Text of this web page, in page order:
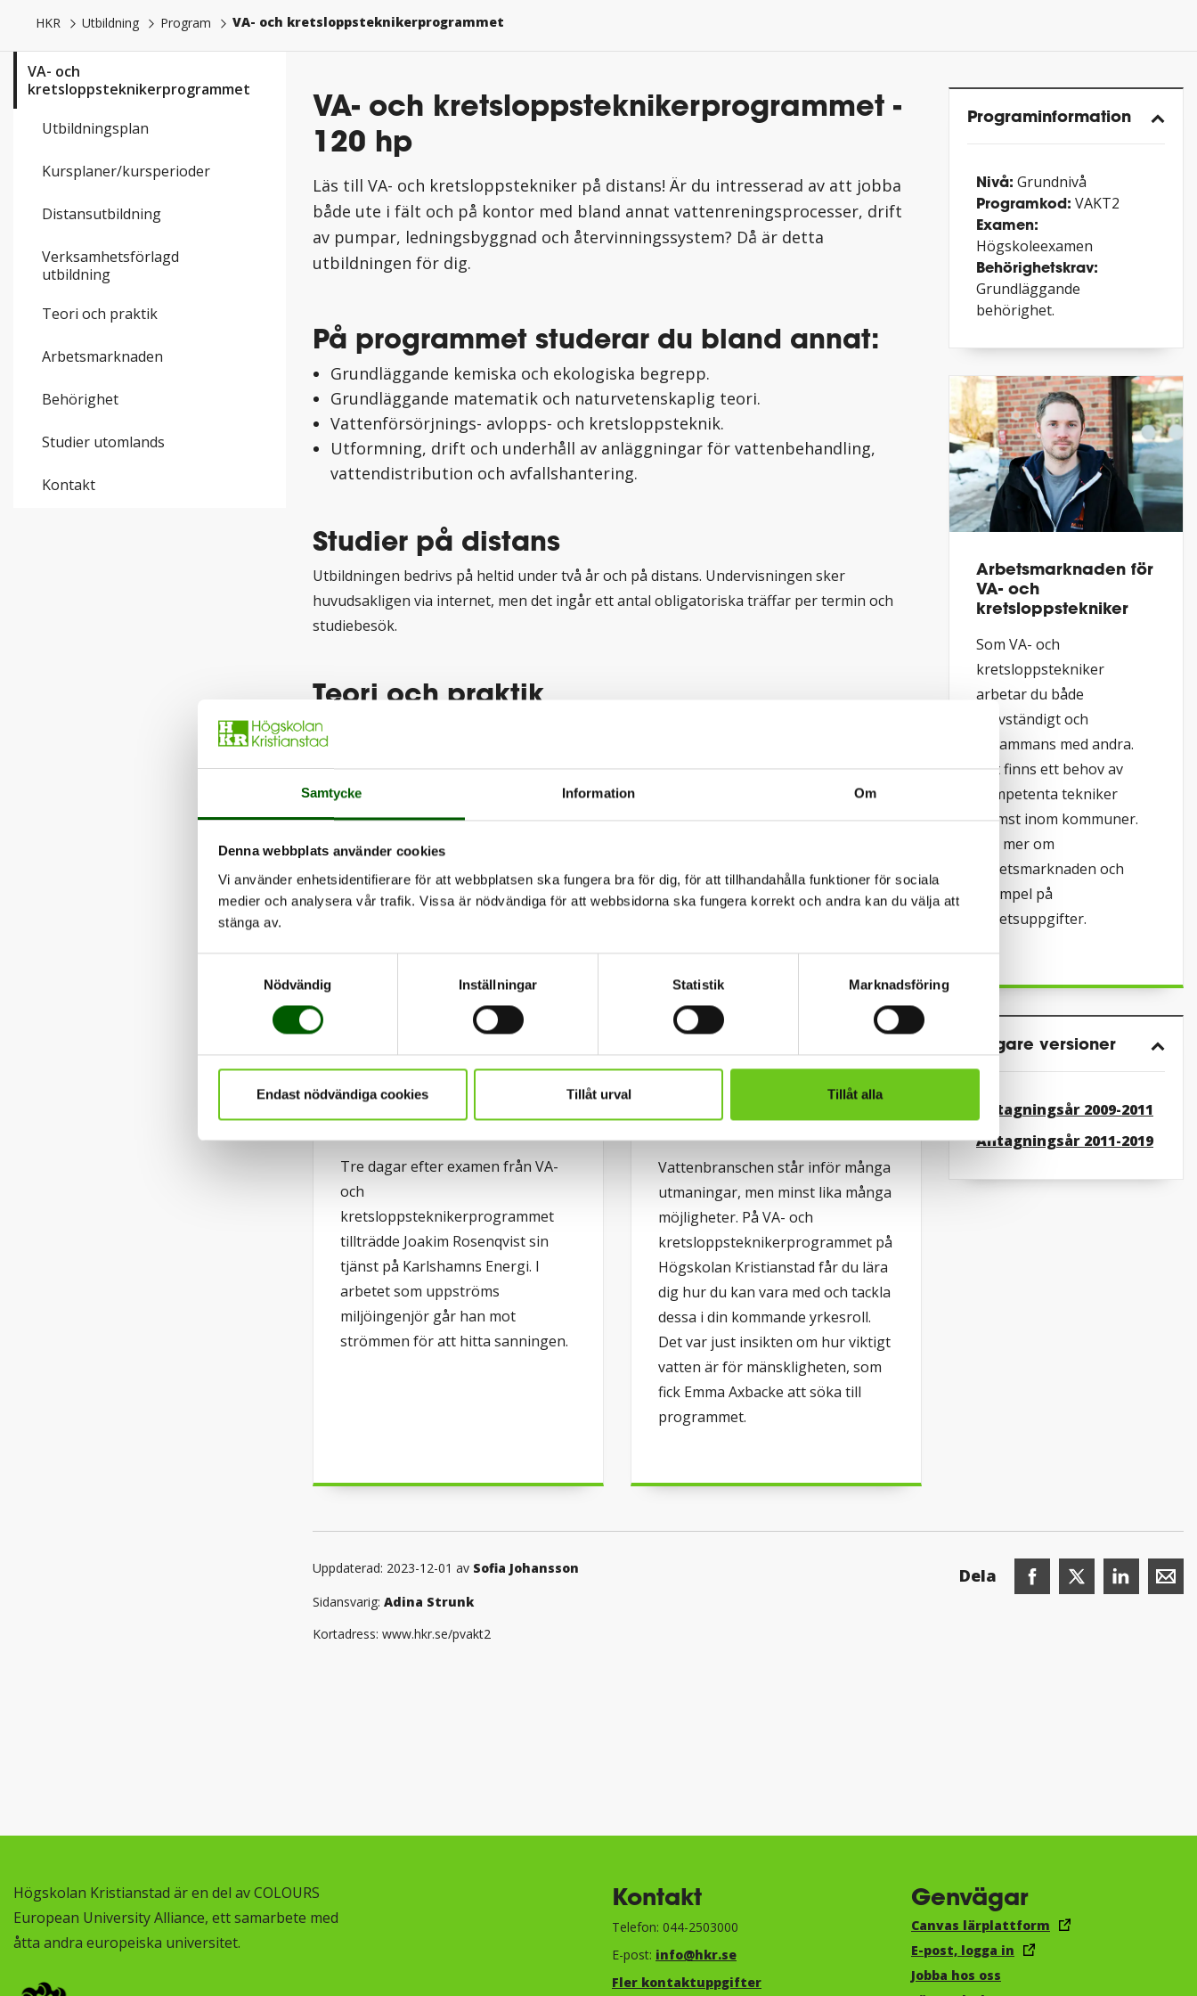
Samtycke Information Om
Denna webbplats använder cookies
Vi använder enhetsidentifierare för att webbplatsen ska fungera bra för dig, för att tillhandahålla funktioner för sociala
medier och analysera vår trafik. Vissa är nödvändiga för att webbsidorna ska fungera korrekt och andra kan du välja att
stänga av.
Nödvändig
Inställningar Statistik Marknadsföring
Endast nödvändiga cookies Tillåt urval Tillåt alla
HKR Utbildning Program VA- och kretsloppsteknikerprogrammet
VA- och
kretsloppsteknikerprogrammet
Utbildningsplan
Kursplaner/kursperioder
Distansutbildning
Verksamhetsförlagd
utbildning
Teori och praktik
Arbetsmarknaden
Behörighet
Studier utomlands
Kontakt
VA- och kretsloppsteknikerprogrammet -
120 hp
Läs till VA- och kretsloppstekniker på distans! Är du intresserad av att jobba
både ute i fält och på kontor med bland annat vattenreningsprocesser, drift
av pumpar, ledningsbyggnad och återvinningssystem? Då är detta
utbildningen för dig.
På programmet studerar du bland annat:
Grundläggande kemiska och ekologiska begrepp.
Grundläggande matematik och naturvetenskaplig teori.
Vattenförsörjnings- avlopps- och kretsloppsteknik.
Utformning, drift och underhåll av anläggningar för vattenbehandling,
vattendistribution och avfallshantering.
Studier på distans
Utbildningen bedrivs på heltid under två år och på distans. Undervisningen sker
huvudsakligen via internet, men det ingår ett antal obligatoriska träffar per termin och
studiebesök.
Teori och praktik
Kopplingen teori och praktik är en viktig del i utbildningen, vilket innebär att de teoretiska
momenten varvas med praktiska exempel. Med verksamhetsförlagd utbildning (VFU) får du
med skarpa projekt. Det ingår även laborationer, fältövningar och studiebesök i
Tre dagar efter examen från VA-
och
kretsloppsteknikerprogrammet
tillträdde Joakim Rosenqvist sin
tjänst på Karlshamns Energi. I
arbetet som uppströms
miljöingenjör går han mot
strömmen för att hitta sanningen.
Vattenbranschen står inför många
utmaningar, men minst lika många
möjligheter. På VA- och
kretsloppsteknikerprogrammet på
Högskolan Kristianstad får du lära
dig hur du kan vara med och tackla
dessa i din kommande yrkesroll.
Det var just insikten om hur viktigt
vatten är för mänskligheten, som
fick Emma Axbacke att söka till
programmet.
Program­information
Nivå: Grundnivå
Programkod: VAKT2
Examen:
Högskoleexamen
Behörighetskrav:
Grundläggande
behörighet.
Arbetsmarknaden för
VA- och
kretsloppstekniker
Som VA- och
kretsloppstekniker
arbetar du både
självständigt och
tillsammans med andra.
Det finns ett behov av
kompetenta tekniker
främst inom kommuner.
Läs mer om
arbetsmarknaden och
exempel på
arbetsuppgifter.
Tidigare versioner
Antagningsår 2009-2011
Antagningsår 2011-2019
Uppdaterad: 2023-12-01 av Sofia Johansson
Sidansvarig: Adina Strunk
Kortadress: www.hkr.se/pvakt2
Dela
Dela denna
Dela denna sida
Dela denna sida på
Dela
Högskolan Kristianstad är en del av COLOURS
European University Alliance, ett samarbete med
åtta andra europeiska universitet.
Kontakt
Telefon: 044-2503000
E-post: info@hkr.se
Fler kontaktuppgifter
Genvägar
Canvas lärplattform
E-post, logga in
Jobba hos oss